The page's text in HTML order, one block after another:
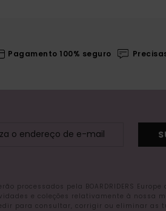
Pagamento 100% seguro
pela BOARDRIDERS Europe
e coleções relativamente à nossa
para consultar, corrigir ou eliminar as